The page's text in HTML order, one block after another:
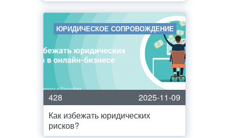
ЮРИДИЧЕСКОЕ СОПРОВОЖДЕНИЕ
428
2025-11-09
Как избежать юридических
рисков?